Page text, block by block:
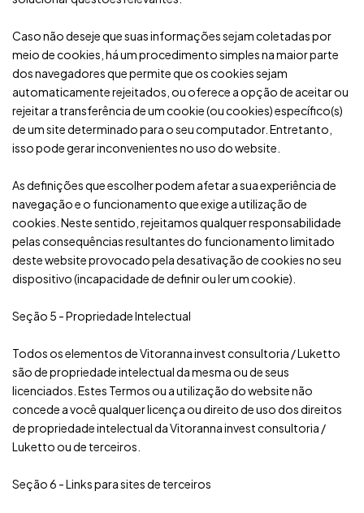
Caso não deseje que suas informações sejam coletadas por
meio de cookies, há um procedimento simples na maior parte
dos navegadores que permite que os cookies sejam
automaticamente rejeitados, ou oferece a opção de aceitar ou
rejeitar a transferência de um cookie (ou cookies) específico(s)
de um site determinado para o seu computador. Entretanto,
isso pode gerar inconvenientes no uso do website.
As definições que escolher podem afetar a sua experiência de
navegação e o funcionamento que exige a utilização de
cookies. Neste sentido, rejeitamos qualquer responsabilidade
pelas consequências resultantes do funcionamento limitado
deste website provocado pela desativação de cookies no seu
dispositivo (incapacidade de definir ou ler um cookie).
Seção 5 - Propriedade Intelectual
Todos os elementos de Vitoranna invest consultoria / Luketto
são de propriedade intelectual da mesma ou de seus
licenciados. Estes Termos ou a utilização do website não
concede a você qualquer licença ou direito de uso dos direitos
de propriedade intelectual da Vitoranna invest consultoria /
Luketto ou de terceiros.
Seção 6 - Links para sites de terceiros